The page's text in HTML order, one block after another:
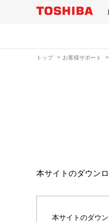
トップ お客様サポート
本サイトのダウン
本サイトのダウ